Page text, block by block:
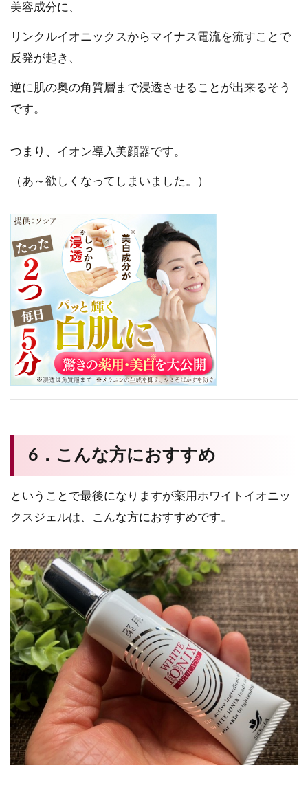
美容成分に、
リンクルイオニックスからマイナス電流を流すことで
反発が起き、
逆に肌の奥の角質層まで浸透させることが出来るそう
です。
つまり、イオン導入美顔器です。
（あ～欲しくなってしまいました。）
6．こんな方におすすめ
ということで最後になりますが薬用ホワイトイオニッ
クスジェルは、こんな方におすすめです。